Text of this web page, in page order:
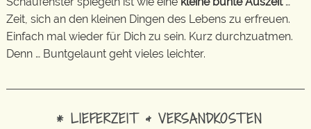
Zeit, sich an den kleinen Dingen des Lebens zu erfreuen.
Einfach mal wieder für Dich zu sein. Kurz durchzuatmen.
Denn … Buntgelaunt geht vieles leichter.
* LIEFERZEIT & VERSANDKOSTEN